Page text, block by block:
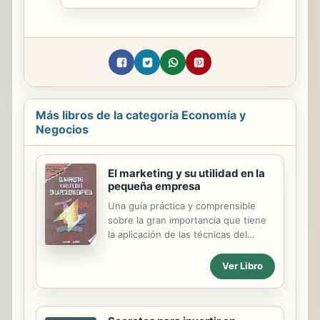
Más libros de la categoría Economía y
Negocios
El marketing y su utilidad en la
pequeña empresa
Una guía práctica y comprensible
sobre la gran importancia que tiene
la aplicación de las técnicas del
empresa.INDICE: El concepto de
marketing. Conocimiento del
mercado. La estrategia básica del
marketing. Gestión de la mezcla de
Ver Libro